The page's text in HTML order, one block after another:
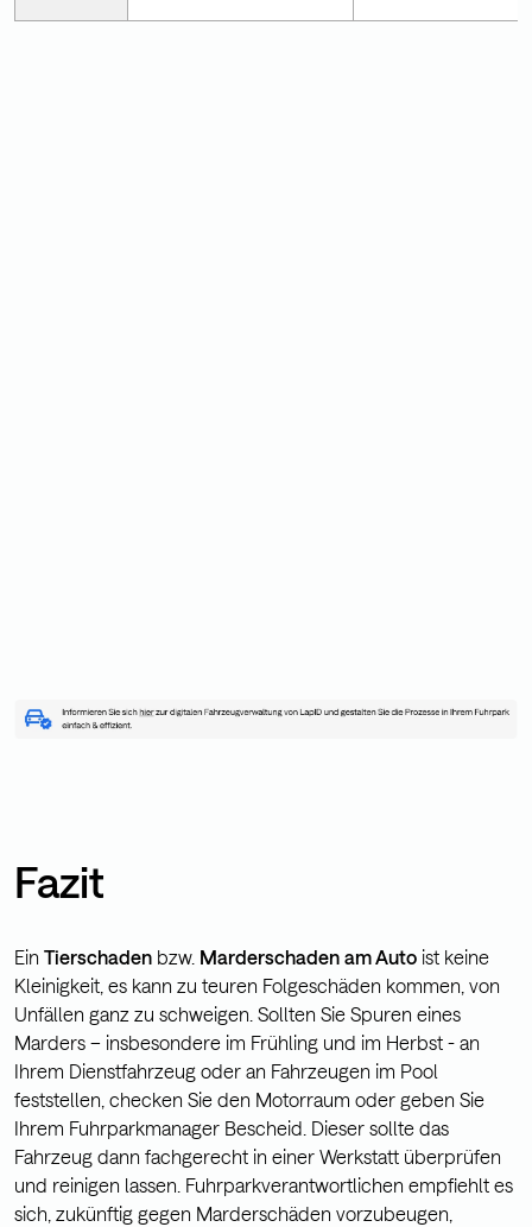
Fazit
Ein Tierschaden bzw. Marderschaden am Auto ist keine
Kleinigkeit, es kann zu teuren Folgeschäden kommen, von
Unfällen ganz zu schweigen. Sollten Sie Spuren eines
Marders – insbesondere im Frühling und im Herbst - an
Ihrem Dienstfahrzeug oder an Fahrzeugen im Pool
feststellen, checken Sie den Motorraum oder geben Sie
Ihrem Fuhrparkmanager Bescheid. Dieser sollte das
Fahrzeug dann fachgerecht in einer Werkstatt überprüfen
und reinigen lassen. Fuhrparkverantwortlichen empfiehlt es
sich, zukünftig gegen Marderschäden vorzubeugen,